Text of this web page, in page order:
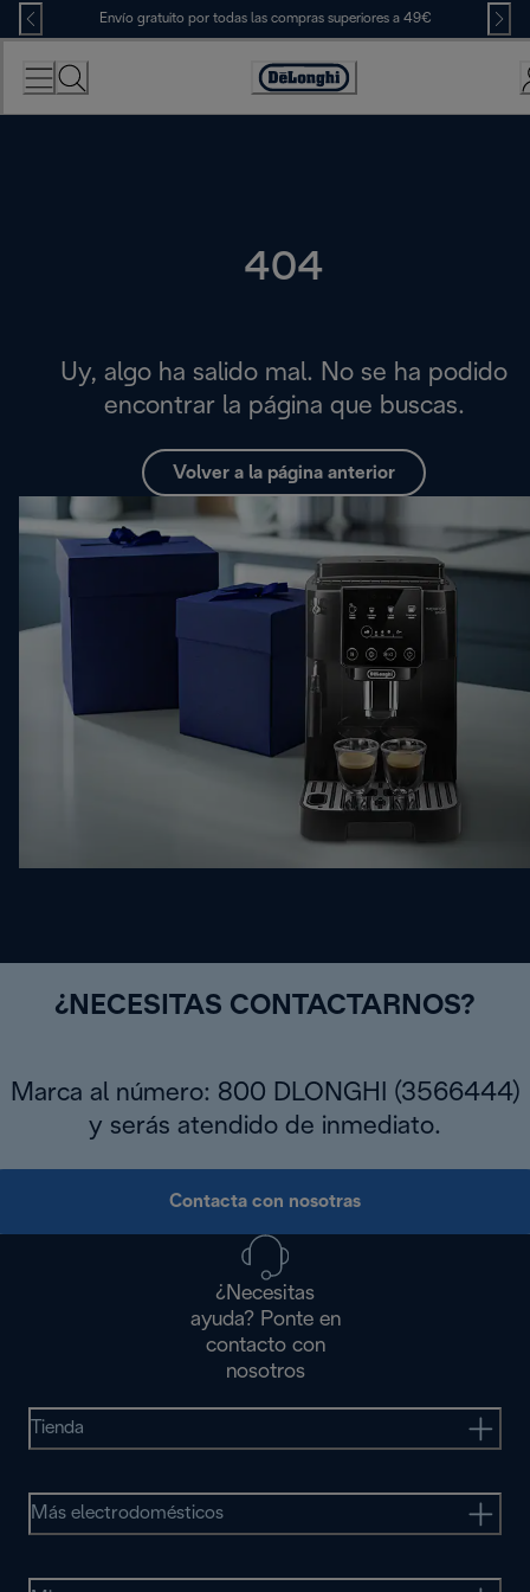
Skip
to
Content
Envío gratuito por todas las compras superiores a 49€
Accessibility
Statement
404
Uy, algo ha salido mal. No se ha podido
encontrar la página que buscas.
Volver a la página anterior
¿NECESITAS CONTACTARNOS?
Marca al número: 800 DLONGHI (3566444)
y serás atendido de inmediato.
Contacta con nosotras
¿Necesitas
ayuda? Ponte en
contacto con
nosotros
Tienda
Más electrodomésticos